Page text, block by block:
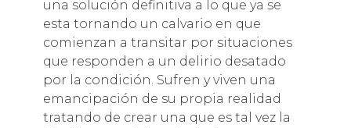
una solución definitiva a lo que ya se
esta tornando un calvario en que
comienzan a transitar por situaciones
que responden a un delirio desatado
por la condición. Sufren y viven una
emancipación de su propia realidad
tratando de crear una que es tal vez la